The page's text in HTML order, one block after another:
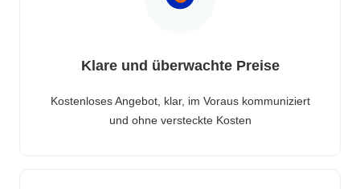
Klare und überwachte Preise
Kostenloses Angebot, klar, im Voraus kommuniziert
und ohne versteckte Kosten